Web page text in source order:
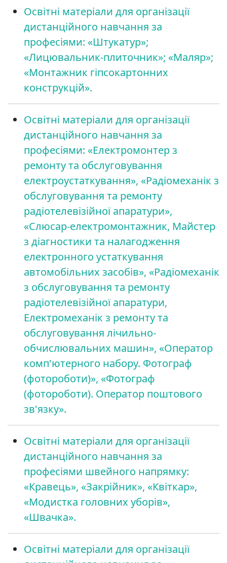
Освітні матеріали для організації
дистанційного навчання за
професіями: «Штукатур»;
«Лицювальник-плиточник»; «Маляр»;
«Монтажник гіпсокартонних
конструкцій».
Освітні матеріали для організації
дистанційного навчання за
професіями: «Електромонтер з
ремонту та обслуговування
електроустаткування», «Радіомеханік з
обслуговування та ремонту
радіотелевізійної апаратури»,
«Слюсар-електромонтажник, Майстер
з діагностики та налагодження
електронного устаткування
автомобільних засобів», «Радіомеханік
з обслуговування та ремонту
радіотелевізійної апаратури,
Електромеханік з ремонту та
обслуговування лічильно-
обчислювальних машин», «Оператор
комп'ютерного набору. Фотограф
(фотороботи)», «Фотограф
(фотороботи). Оператор поштового
зв'язку».
Освітні матеріали для організації
дистанційного навчання за
професіями швейного напрямку:
«Кравець», «Закрійник», «Квіткар»,
«Модистка головних уборів»,
«Швачка».
Освітні матеріали для організації